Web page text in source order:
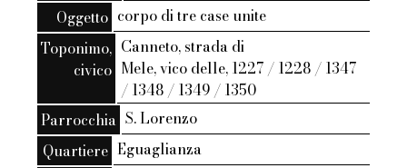
Oggetto corpo di tre case unite
Toponimo,
civico
Canneto, strada di
Mele, vico delle, 1227 / 1228 / 1347
/ 1348 / 1349 / 1350
Parrocchia S. Lorenzo
Quartiere Eguaglianza